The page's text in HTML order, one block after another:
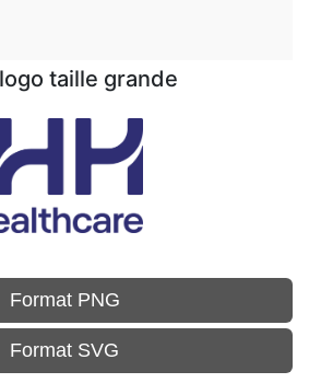
taille grande
Format PNG
Format SVG